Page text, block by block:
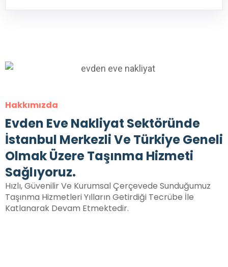
Hakkımızda
Evden Eve Nakliyat Sektöründe
İstanbul Merkezli Ve Türkiye Geneli
Olmak Üzere Taşınma Hizmeti
Sağlıyoruz.
Hızlı, Güvenilir Ve Kurumsal Çerçevede Sunduğumuz
Taşınma Hizmetleri Yılların Getirdiği Tecrübe İle
Katlanarak Devam Etmektedir.